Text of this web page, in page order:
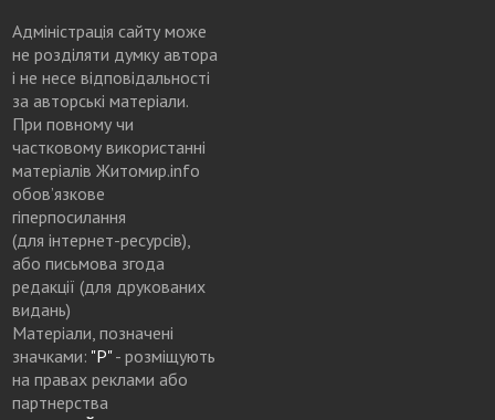
Адміністрація сайту може
не розділяти думку автора
і не несе відповідальності
за авторські матеріали.
При повному чи
частковому використанні
матеріалів Житомир.info
обов’язкове
гіперпосилання
(для інтернет-ресурсів),
або письмова згода
редакції (для друкованих
видань)
Матеріали, позначені
значками: "Р"- розміщують
на правах реклами або
партнерства